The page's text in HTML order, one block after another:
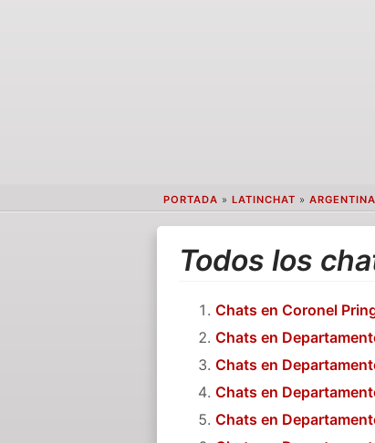
PORTADA » LATINCHAT » ARGENTINA
Todos los
Chats en Coronel
Chats en
Chats en
Chats en
Chats en